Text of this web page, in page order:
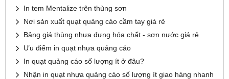
In tem Mentalize trên thùng sơn
Nơi sản xuất quạt quảng cáo cầm tay giá rẻ
Bảng giá thùng nhựa đựng hóa chất - sơn nước giá rẻ
Ưu điểm in quạt nhựa quảng cáo
In quạt quảng cáo số lượng ít ở đâu?
Nhận in quạt nhựa quảng cáo số lượng ít giao hàng nhanh